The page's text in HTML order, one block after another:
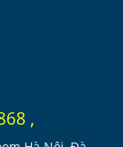
,